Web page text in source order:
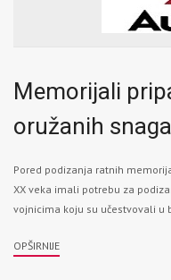
Memorijali
oružanih snaga
Pored podizanja ratnih
XX veka imali potrebu za
vojnicima koju su učestvovali
OPŠIRNIJE